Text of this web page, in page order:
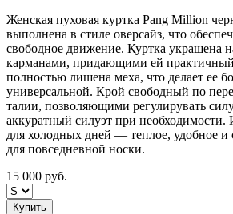
Женская пуховая куртка Pang Million
выполнена в стиле оверсайз, что
свободное движение. Куртка украшена
карманами, придающими ей
полностью лишена меха, что делает ее
универсальной. Крой свободный по
талии, позволяющими регулирувать
аккуратный силуэт при необходимости.
для холодных дней — теплое, удобное и
для повседневной носки.
15 000 руб.
Купить